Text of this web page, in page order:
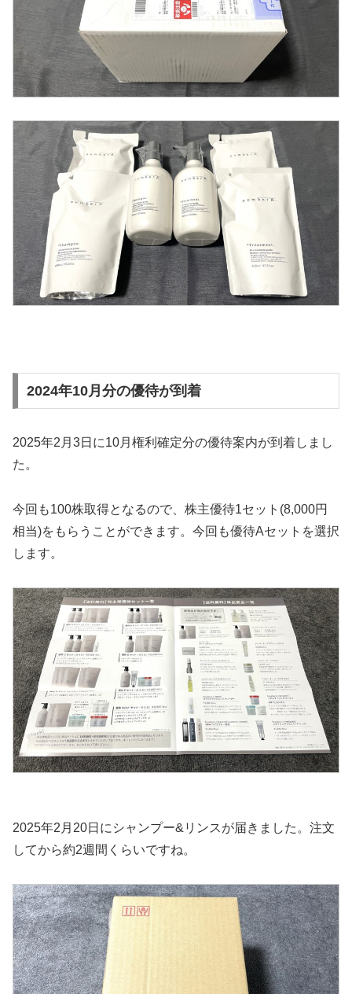
2024年10月分の優待が到着
2025年2月3日に10月権利確定分の優待案内が到着しまし
た。
今回も100株取得となるので、株主優待1セット(8,000円
相当)をもらうことができます。今回も優待Aセットを選択
します。
2025年2月20日にシャンプー&リンスが届きました。注文
してから約2週間くらいですね。